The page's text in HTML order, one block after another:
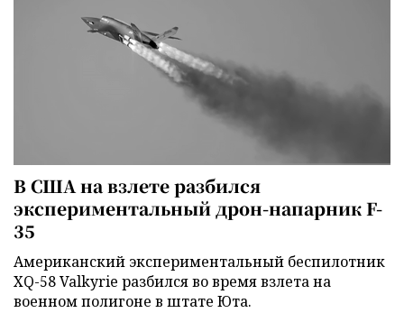
В США на взлете разбился
экспериментальный дрон-напарник F-
35
Американский экспериментальный беспилотник
XQ-58 Valkyrie разбился во время взлета на
военном полигоне в штате Юта.